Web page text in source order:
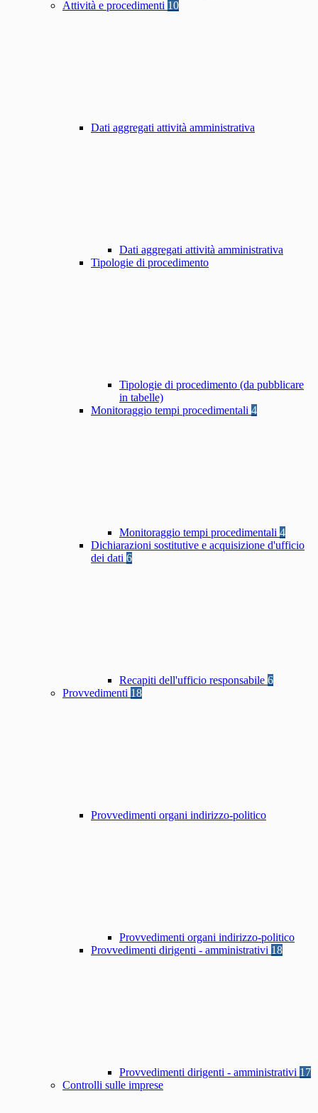
Attività e procedimenti 10
Dati aggregati attività amministrativa
Dati aggregati attività amministrativa
Tipologie di procedimento
Tipologie di procedimento (da pubblicare
in tabelle)
Monitoraggio tempi procedimentali 4
Monitoraggio tempi procedimentali 4
Dichiarazioni sostitutive e acquisizione d'ufficio
dei dati 6
Recapiti dell'ufficio responsabile 6
Provvedimenti 18
Provvedimenti organi indirizzo-politico
Provvedimenti organi indirizzo-politico
Provvedimenti dirigenti - amministrativi 18
Provvedimenti dirigenti - amministrativi 17
Controlli sulle imprese